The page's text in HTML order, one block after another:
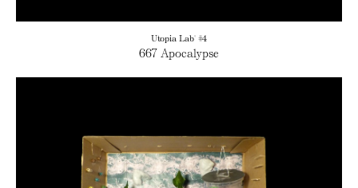
Utopia Lab' #4
667 Apocalypse